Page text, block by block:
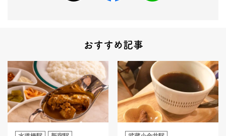
おすすめ記事